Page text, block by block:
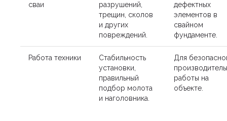
сваи
разрушений,
трещин, сколов
и других
повреждений.
дефектных
элементов в
свайном
фундаменте.
Работа техники
Стабильность
установки,
правильный
подбор молота
и наголовника.
Для
работы на
объекте.